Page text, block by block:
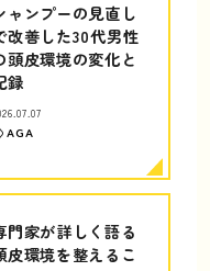
ャンプーの見直し
改善した30代男性
頭皮環境の変化と
録
AGA
門家が詳しく語る
皮環境を整えるこ